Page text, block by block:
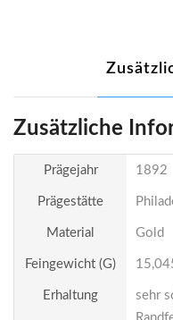
Zusätzliche
Prägejahr 1892
Prägestätte
Material Gold
Feingewicht (g)
Erhaltung
sehr